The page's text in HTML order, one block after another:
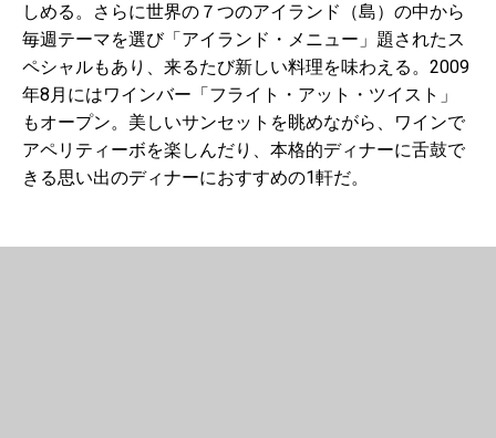
しめる。さらに世界の７つのアイランド（島）の中から
毎週テーマを選び「アイランド・メニュー」題されたス
ペシャルもあり、来るたび新しい料理を味わえる。2009
年8月にはワインバー「フライト・アット・ツイスト」
もオープン。美しいサンセットを眺めながら、ワインで
アペリティーボを楽しんだり、本格的ディナーに舌鼓で
きる思い出のディナーにおすすめの1軒だ。